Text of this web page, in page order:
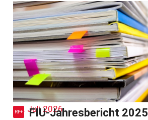
26. Juli 2026
FIU-Jahresbericht